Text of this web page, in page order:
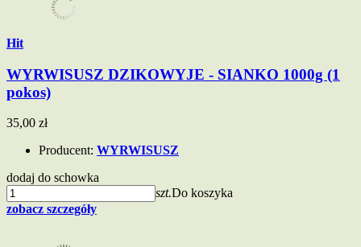
Hit
WYRWISUSZ DZIKOWYJE - SIANKO 1000g (1
pokos)
35,00 zł
Producent: WYRWISUSZ
dodaj do schowka
szt.Do koszyka
zobacz szczegóły